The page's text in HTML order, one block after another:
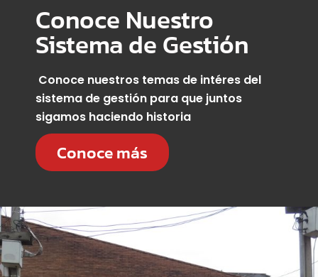
Conoce Nuestro
Sistema de Gestión
Conoce nuestros temas de intéres del
sistema de gestión para que juntos
sigamos haciendo historia
Conoce más